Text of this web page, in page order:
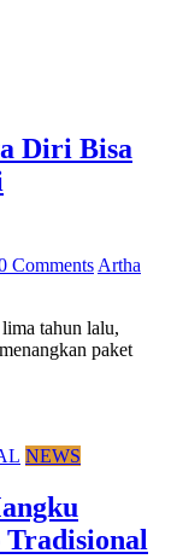
Diri Bisa
Comments Artha
tahun lalu,
paket
NEWS
Tradisional